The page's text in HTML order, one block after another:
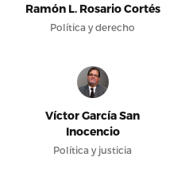
Ramón L. Rosario Cortés
Política y derecho
Víctor García San
Inocencio
Política y justicia